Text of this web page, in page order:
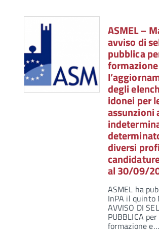
ASMEL –
avviso di
pubblica
degli
idonei per
assunzioni
diversi
al 30/09/
ASMEL ha
InPA il quinto
AVVISO DI
PUBBLICA
formazione e…